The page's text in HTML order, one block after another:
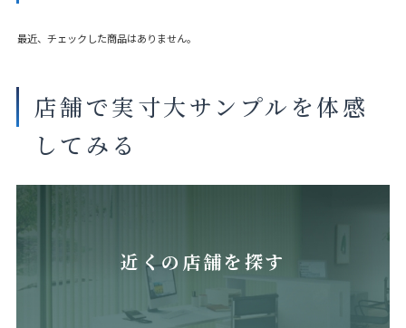
最近、チェックした商品はありません。
店舗で実寸大サンプルを体感
してみる
近くの店舗を探す